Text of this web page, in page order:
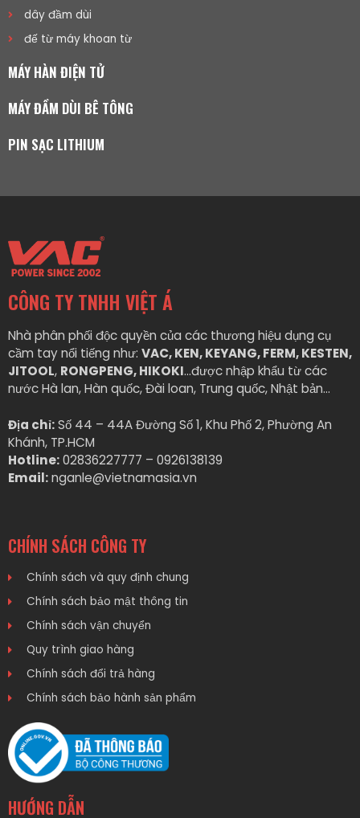
dây đầm dùi
đế từ máy khoan từ
MÁY HÀN ĐIỆN TỬ
MÁY ĐẦM DÙI BÊ TÔNG
PIN SẠC LITHIUM
CÔNG TY TNHH VIỆT Á
Nhà phân phối độc quyền của các thương hiệu dụng cụ
cầm tay nổi tiếng như: VAC, KEN, KEYANG, FERM, KESTEN,
JITOOL, RONGPENG, HIKOKI…được nhập khẩu từ các
nước Hà lan, Hàn quốc, Đài loan, Trung quốc, Nhật bản…
Địa chỉ:Số 44 – 44A Đường Số 1, Khu Phố 2, Phường An
Khánh, TP.HCM
Hotline:02836227777 – 0926138139
Email:nganle@vietnamasia.vn
CHÍNH SÁCH CÔNG TY
Chính sách và quy định chung
Chính sách bảo mật thông tin
Chính sách vận chuyển
Quy trình giao hàng
Chính sách đổi trả hàng
Chính sách bảo hành sản phẩm
HƯỚNG DẪN